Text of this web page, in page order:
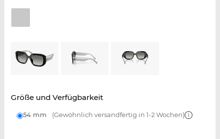
Größe und Verfügbarkeit
54 mm (Gewöhnlich versandfertig in 1-2 Wochen)